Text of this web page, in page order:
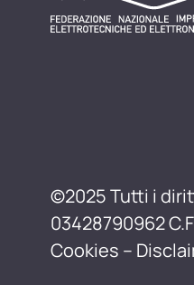
©2025 Tutti i
03428790962
Cookies –